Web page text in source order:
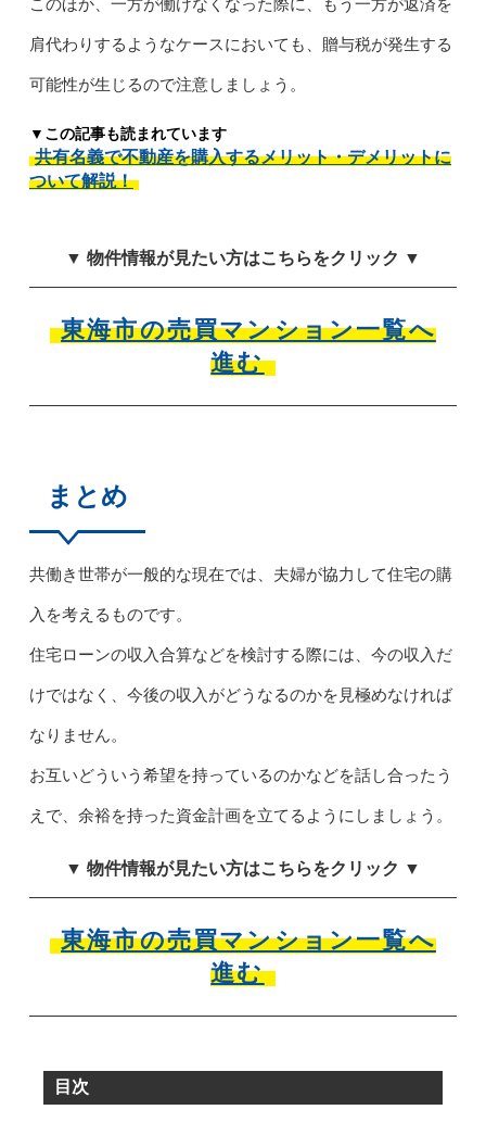
このほか、一方が働けなくなった際に、もう一方が返済を
肩代わりするようなケースにおいても、贈与税が発生する
可能性が生じるので注意しましょう。
▼この記事も読まれています
共有名義で不動産を購入するメリット・デメリットに
ついて解説！
▼ 物件情報が見たい方はこちらをクリック ▼
東海市の売買マンション一覧へ
進む
まとめ
共働き世帯が一般的な現在では、夫婦が協力して住宅の購
入を考えるものです。
住宅ローンの収入合算などを検討する際には、今の収入だ
けではなく、今後の収入がどうなるのかを見極めなければ
なりません。
お互いどういう希望を持っているのかなどを話し合ったう
えで、余裕を持った資金計画を立てるようにしましょう。
▼ 物件情報が見たい方はこちらをクリック ▼
東海市の売買マンション一覧へ
進む
目次